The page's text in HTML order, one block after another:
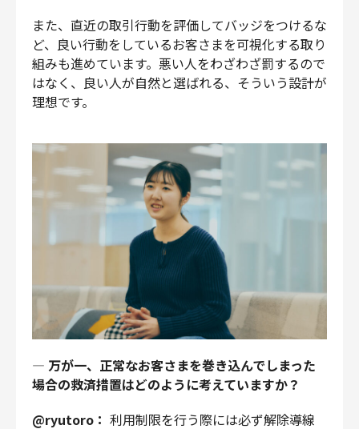
また、直近の取引行動を評価してバッジをつけるな
ど、良い行動をしているお客さまを可視化する取り
組みも進めています。悪い人をわざわざ罰するので
はなく、良い人が自然と選ばれる、そういう設計が
理想です。
— 万が一、正常なお客さまを巻き込んでしまった
場合の救済措置はどのように考えていますか？
@ryutoro： 利用制限を行う際には必ず解除導線